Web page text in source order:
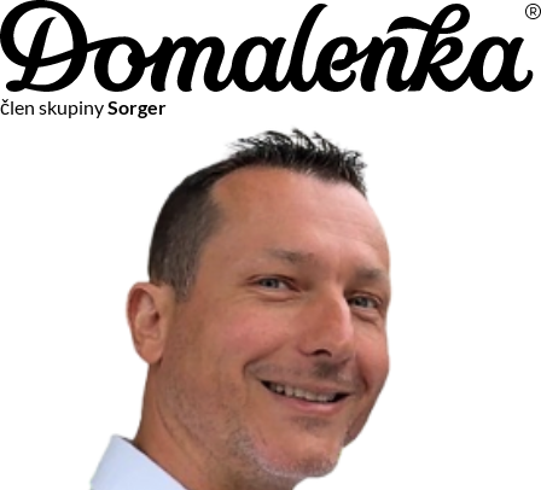
člen skupinySorger
Na vašom súkromí nám záleží
Chceme vám neustále poskytovať tie najlepšie služby.
Vzhľadom k platnej legislatíve od vás ale potrebujeme súhlas
s používaním súborov cookies.
Viac o personalizácii a meraní
Aby sme vedeli, čo sa deje na webových stránkach a aby sme
vám mohli prispôsobiť ponuky na mieru či reklamu,
používame cookies a taktiežslužby spoločnosti Google
Čo sú cookies?
Cookies sú malé textové súbory, ktoré môžu byť používané
webovými stránkami, aby zefektívnili používateľský zážitok.
Vďaka cookies vám môžeme ponúkať služby podľa toho, čo
naozaj hľadáte a chcete nájsť.
Kedykoľvek sa môžete slobodne rozhodnúť, ktoré typy